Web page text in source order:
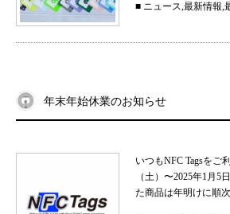
■ ニュース,最新情報,
年末年始休業のお知らせ
いつもNFC Tagsを
（土）〜2025年1月
た商品は年明けに順